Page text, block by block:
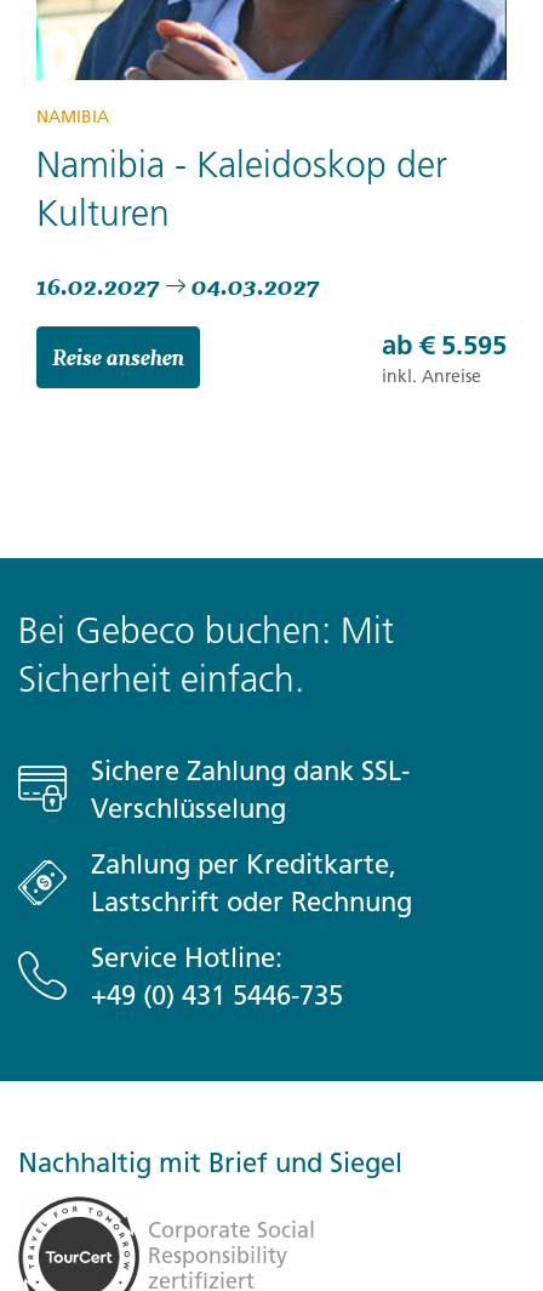
NAMIBIA
Namibia - Kaleidoskop der
Kulturen
16.02.2027 04.03.2027
Reise ansehen ab € 5.595
inkl. Anreise
Bei Gebeco buchen: Mit
Sicherheit einfach.
Sichere Zahlung dank SSL-
Verschlüsselung
Zahlung per Kreditkarte,
Lastschrift oder Rechnung
Service Hotline:
+49 (0) 431 5446-735
Nachhaltig mit Brief und Siegel